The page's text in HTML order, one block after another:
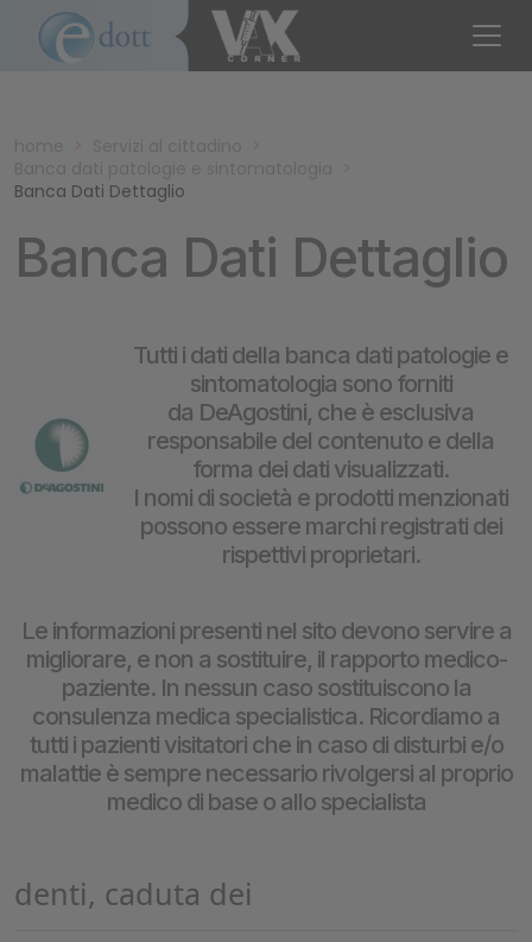
>
>
>
Banca Dati Dettaglio
Banca Dati Dettaglio
Tutti i dati della banca dati patologie e
sintomatologia sono forniti
da DeAgostini, che è esclusiva
responsabile del contenuto e della
forma dei dati visualizzati.
I nomi di società e prodotti menzionati
possono essere marchi registrati dei
rispettivi proprietari.
Le informazioni presenti nel sito devono servire a
migliorare, e non a sostituire, il rapporto medico-
paziente. In nessun caso sostituiscono la
consulenza medica specialistica. Ricordiamo a
tutti i pazienti visitatori che in caso di disturbi e/o
malattie è sempre necessario rivolgersi al proprio
medico di base o allo specialista
denti, caduta dei